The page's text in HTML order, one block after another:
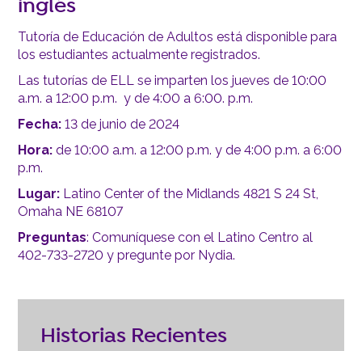
inglés
Tutoría de Educación de Adultos está disponible para
los estudiantes actualmente registrados.
Las tutorías de ELL se imparten los jueves de 10:00
a.m. a 12:00 p.m. y de 4:00 a 6:00. p.m.
Fecha: 13 de junio de 2024
Hora: de 10:00 a.m. a 12:00 p.m. y de 4:00 p.m. a 6:00
p.m.
Lugar: Latino Center of the Midlands 4821 S 24 St,
Omaha NE 68107
Preguntas: Comuníquese con el Latino Centro al
402-733-2720 y pregunte por Nydia.
Historias Recientes